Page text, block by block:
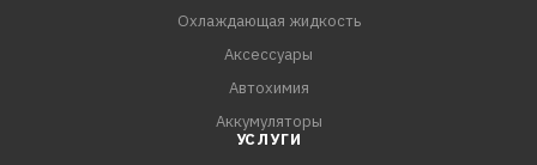
Охлаждающая жидкость
Аксессуары
Автохимия
Аккумуляторы
УСЛУГИ